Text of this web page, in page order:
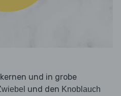
und in grobe
und den Knoblauch